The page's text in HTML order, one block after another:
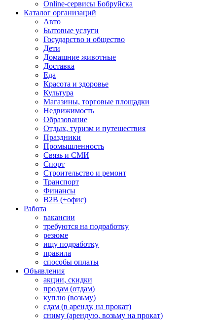
Online-сервисы Бобруйска
Каталог организаций
Авто
Бытовые услуги
Государство и общество
Дети
Домашние животные
Доставка
Еда
Красота и здоровье
Культура
Магазины, торговые площадки
Недвижимость
Образование
Отдых, туризм и путешествия
Праздники
Промышленность
Связь и СМИ
Спорт
Строительство и ремонт
Транспорт
Финансы
B2B (+офис)
Работа
вакансии
требуются на подработку
резюме
ищу подработку
правила
способы оплаты
Объявления
акции, скидки
продам (отдам)
куплю (возьму)
сдам (в аренду, на прокат)
сниму (арендую, возьму на прокат)